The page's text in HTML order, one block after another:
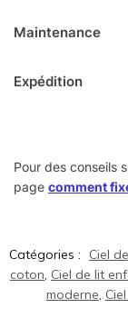
Maintenance
Expédition
Pour des conseils
page comment
Catégories : Ciel
coton, Ciel de lit
moderne,